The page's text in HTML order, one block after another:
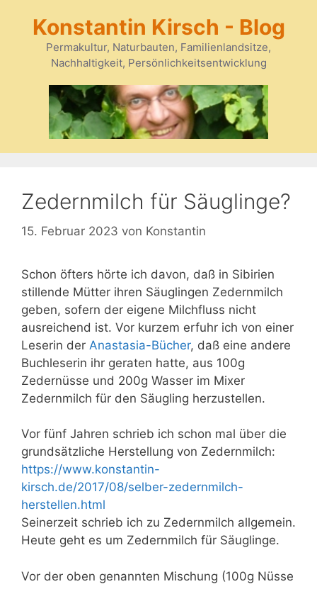
springen
Konstantin Kirsch - Blog
Permakultur, Naturbauten, Familienlandsitze,
Nachhaltigkeit, Persönlichkeitsentwicklung
Zedernmilch für Säuglinge?
15. Februar 2023 von Konstantin
Schon öfters hörte ich davon, daß in Sibirien
stillende Mütter ihren Säuglingen Zedernmilch
geben, sofern der eigene Milchfluss nicht
ausreichend ist. Vor kurzem erfuhr ich von einer
Leserin der Anastasia-Bücher, daß eine andere
Buchleserin ihr geraten hatte, aus 100g
Zedernüsse und 200g Wasser im Mixer
Zedernmilch für den Säugling herzustellen.
Vor fünf Jahren schrieb ich schon mal über die
grundsätzliche Herstellung von Zedernmilch:
https://www.konstantin-
kirsch.de/2017/08/selber-zedernmilch-
herstellen.html
Seinerzeit schrieb ich zu Zedernmilch allgemein.
Heute geht es um Zedernmilch für Säuglinge.
Vor der oben genannten Mischung (100g Nüsse